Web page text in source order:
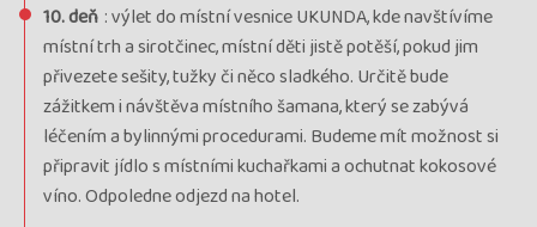
10. deň : výlet do místní vesnice UKUNDA, kde navštívíme
místní trh a sirotčinec, místní děti jistě potěší, pokud jim
přivezete sešity, tužky či něco sladkého. Určitě bude
zážitkem i návštěva místního šamana, který se zabývá
léčením a bylinnými procedurami. Budeme mít možnost si
připravit jídlo s místními kuchařkami a ochutnat kokosové
víno. Odpoledne odjezd na hotel.